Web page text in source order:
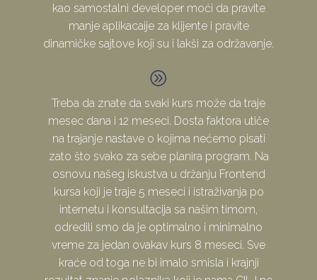
kao samostalni developer moći da pravite
manje aplikacaije za klijente i pravite
dinamičke sajtove koji su i lakši za održavanje.
A
A
Treba da znate da svaki kurs može da traje
mesec dana i 12 meseci. Dosta faktora utiče
na trajanje nastave o kojima nećemo pisati
zato što svako za sebe planira program. Na
osnovu našeg iskustva u držanju Frontend
kursa koji je traje 5 meseci i istraživanja po
internetu i konsultacija sa našim timom,
odredili smo da je optimalno i minimalno
vreme za jedan ovakav kurs 8 meseci. Sve
kraće od toga ne bi imalo smisla i krajnji